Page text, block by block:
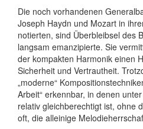
Die noch vorhandenen
Joseph Haydn und Mozart in
notierten, sind Überbleibsel des
langsam emanzipierte. Sie
der kompakten Harmonik einen
Sicherheit und Vertrautheit.
„moderne“
Arbeit“ erkennbar, in denen
relativ gleichberechtigt ist, ohne
oft, die alleinige